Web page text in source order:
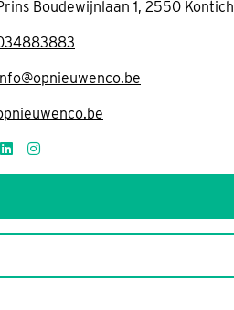
Boudewijnlaan 1, 2550 Kontich